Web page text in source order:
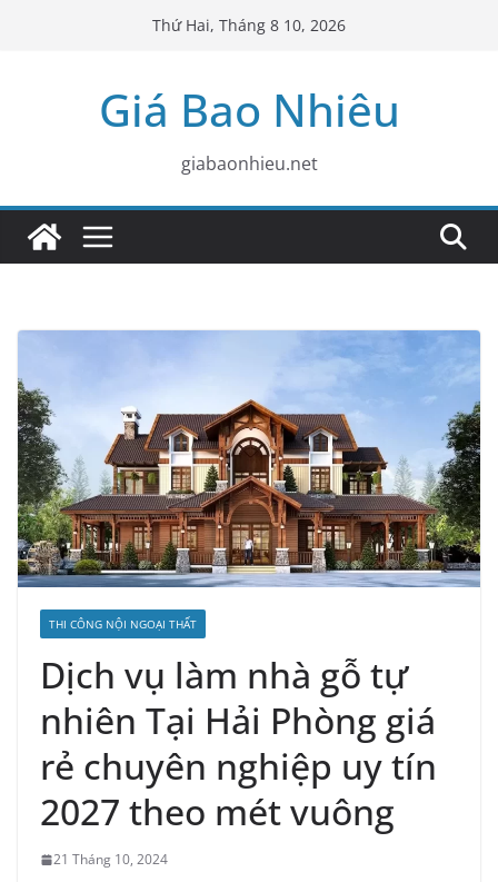
Thứ Hai, Tháng 8 10, 2026
Giá Bao Nhiêu
giabaonhieu.net
THI CÔNG NỘI NGOẠI THẤT
Dịch vụ làm nhà gỗ tự
nhiên Tại Hải Phòng giá
rẻ chuyên nghiệp uy tín
2027 theo mét vuông
21 Tháng 10, 2024